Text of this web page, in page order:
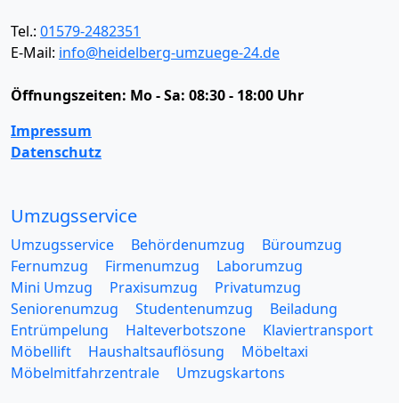
Tel.: 01579-2482351
E-Mail: info@heidelberg-umzuege-24.de
Öffnungszeiten: Mo - Sa: 08:30 - 18:00 Uhr
Impressum
Datenschutz
Umzugsservice
Umzugsservice Behördenumzug
Büroumzug
Fernumzug
Firmenumzug
Laborumzug
Mini Umzug
Praxisumzug
Privatumzug
Seniorenumzug
Studentenumzug
Beiladung
Entrümpelung
Halteverbotszone
Klaviertransport
Möbellift
Haushaltsauflösung
Möbeltaxi
Möbelmitfahrzentrale
Umzugskartons